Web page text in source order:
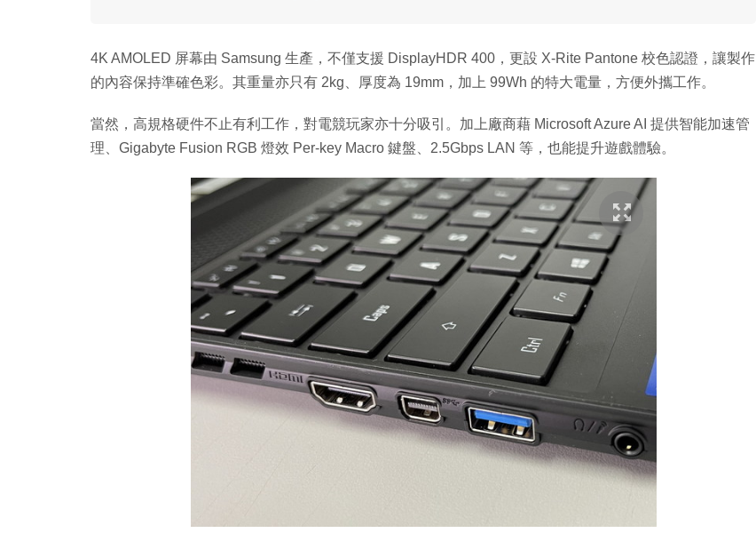
4K AMOLED 屏幕由 Samsung 生產，不僅支援 DisplayHDR 400，更設 X-Rite Pantone 校色認證，讓製作
的內容保持準確色彩。其重量亦只有 2kg、厚度為 19mm，加上 99Wh 的特大電量，方便外攜工作。
當然，高規格硬件不止有利工作，對電競玩家亦十分吸引。加上廠商藉 Microsoft Azure AI 提供智能加速管
理、Gigabyte Fusion RGB 燈效 Per-key Macro 鍵盤、2.5Gbps LAN 等，也能提升遊戲體驗。